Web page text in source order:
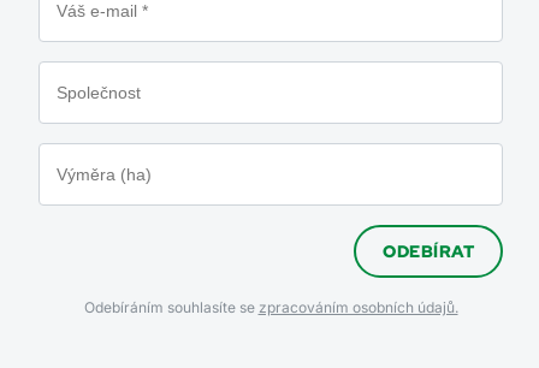
ODEBÍRAT
Odebíráním souhlasíte se zpracováním osobních údajů.